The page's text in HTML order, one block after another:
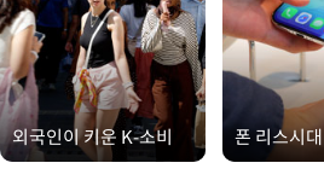
외국인이 키운 K-소비 폰 리스시대